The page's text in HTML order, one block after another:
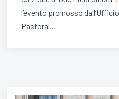
l’evento promosso dall’Ufficio
Pastoral…